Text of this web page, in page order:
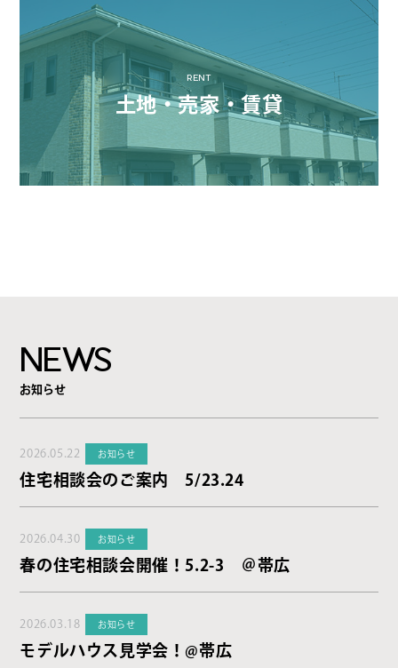
RENT
土地・売家・賃貸
NEWS
お知らせ
2026.05.22 お知らせ
住宅相談会のご案内 5/23.24
2026.04.30 お知らせ
春の住宅相談会開催！5.2-3 ＠帯広
2026.03.18 お知らせ
モデルハウス見学会！@帯広